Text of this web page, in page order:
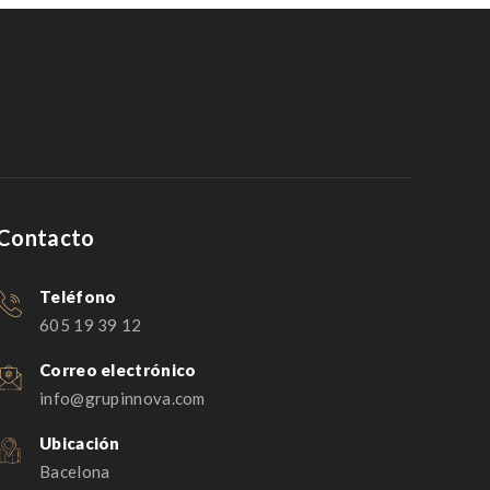
Teléfono
605 19 39 12
Correo electrónico
info@grupinnova.com
Ubicación
Bacelona